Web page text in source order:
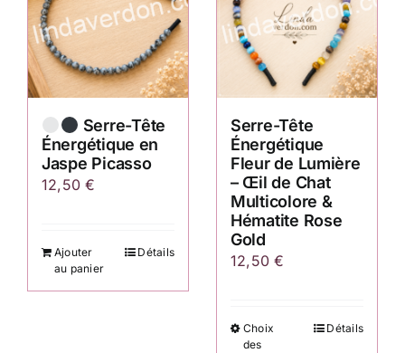
Serre-Tête
Énergétique en
Jaspe Picasso
12,50€
Ajouter
au panier
Détails
Serre-Tête
Énergétique
Fleur de Lumière
– Œil de Chat
Multicolore &
Hématite Rose
Gold
12,50€
Choix
des
Ce
Détails